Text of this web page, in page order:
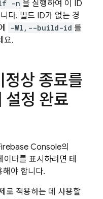
-n 을 실행하여 이 ID
다. 빌드 ID가 없는 경
-Wl,--build-id 를
요.
정상 종료를
설정 완료
Console의
이터를 표시하려면 테
해야 합니다.
로 적용하는 데 사용할